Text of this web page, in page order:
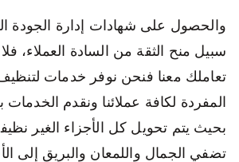
والحصول على شهادات إدارة الجودة
سبيل منح الثقة من السادة العملاء،
تعاملك معنا فنحن نوفر خدمات
المفردة لكافة عملائنا ونقدم
بحيث يتم تحويل كل الأجزاء الغير
تضفي الجمال واللمعان والبريق إلى